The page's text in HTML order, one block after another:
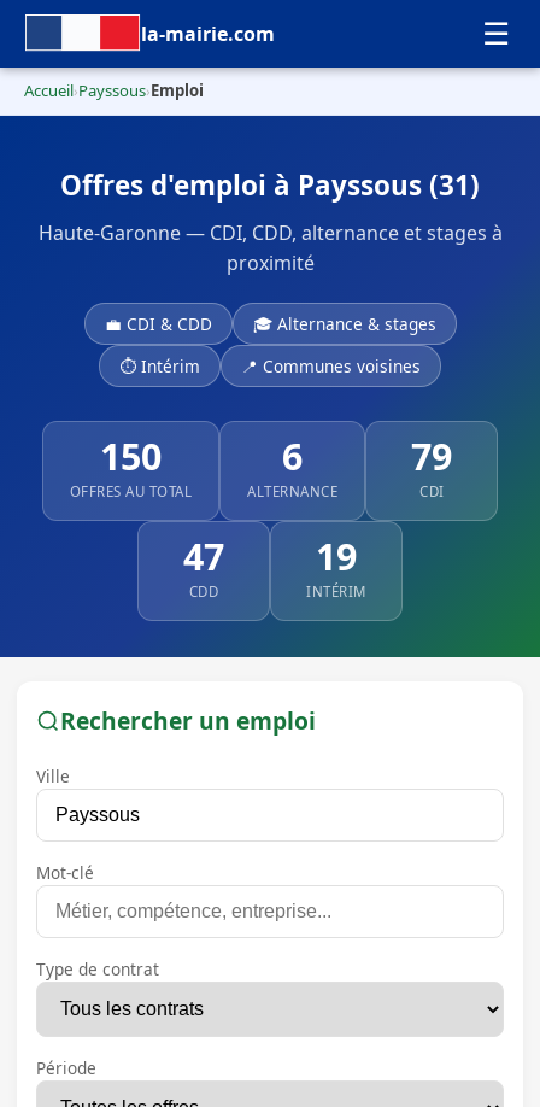
la-mairie.com ☰
Accueil›Payssous›Emploi
Offres d'emploi à Payssous (31)
Haute-Garonne — CDI, CDD, alternance et stages à
proximité
💼 CDI & CDD
🎓 Alternance & stages
⏱ Intérim
📍 Communes voisines
150
OFFRES AU TOTAL
6
ALTERNANCE
79
CDI
47
CDD
19
INTÉRIM
Rechercher un emploi
Ville
Mot-clé
Type de contrat
Période